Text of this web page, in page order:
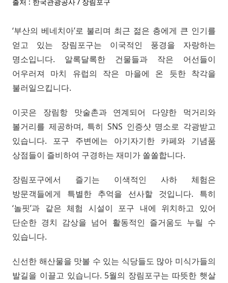
‘부산의 베네치아’로 불리며 최근 젊은 층에게 큰 인기를
얻고 있는 장림포구는 이국적인 풍경을 자랑하는
명소입니다. 알록달록한 건물들과 작은 어선들이
어우러져 마치 유럽의 작은 마을에 온 듯한 착각을
불러일으킵니다.
이곳은 장림항 맛술촌과 연계되어 다양한 먹거리와
볼거리를 제공하며, 특히 SNS 인증샷 명소로 각광받고
있습니다. 포구 주변에는 아기자기한 카페와 기념품
상점들이 즐비하여 구경하는 재미가 쏠쏠합니다.
장림포구에서 즐기는 이색적인 사하 체험은
방문객들에게 특별한 추억을 선사할 것입니다. 특히
‘놀핏’과 같은 체험 시설이 포구 내에 위치하고 있어
단순한 경치 감상을 넘어 활동적인 즐거움도 누릴 수
있습니다.
신선한 해산물을 맛볼 수 있는 식당들도 많아 미식가들의
발길을 이끌고 있습니다. 5월의 장림포구는 따뜻한 햇살